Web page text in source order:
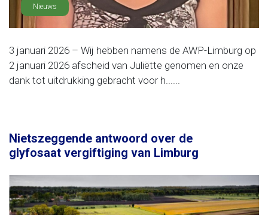
Nieuws
3 januari 2026 – Wij hebben namens de AWP-Limburg op
2 januari 2026 afscheid van Juliëtte genomen en onze
dank tot uitdrukking gebracht voor h......
Nietszeggende antwoord over de
glyfosaat vergiftiging van Limburg